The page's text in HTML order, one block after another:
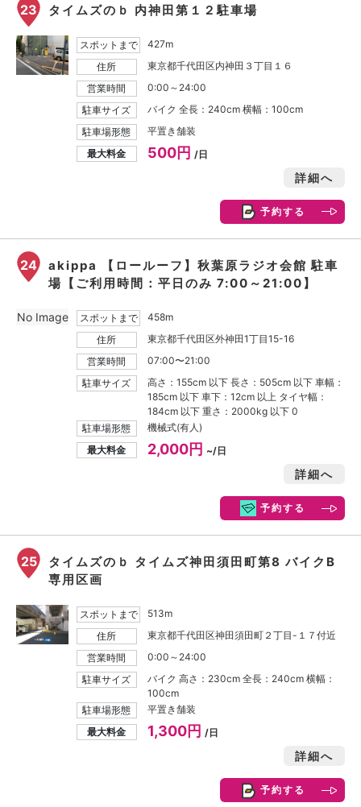
23 タイムズのｂ 内神田第１２駐車場
スポットまで
427m
住所
東京都千代田区内神田３丁目１６
営業時間
0:00～24:00
駐車サイズ
バイク 全長：240cm 横幅：100cm
駐車場形態
平置き舗装
最大料金
500円 /日
詳細へ
予約する
24
akippa 【ロールーフ】秋葉原ラジオ会館 駐車
場【ご利用時間：平日のみ 7:00～21:00】
スポットまで
458m
住所
東京都千代田区外神田1丁目15-16
営業時間
07:00〜21:00
駐車サイズ
高さ：155cm 以下 長さ：505cm 以下 車幅：
185cm 以下 車下：12cm 以上 タイヤ幅：
184cm 以下 重さ：2000kg 以下 0
駐車場形態
機械式(有人)
最大料金
2,000円 ~/日
詳細へ
予約する
No Image
25
タイムズのｂ タイムズ神田須田町第8 バイクB
専用区画
スポットまで
513m
住所
東京都千代田区神田須田町２丁目-１７付近
営業時間
0:00～24:00
駐車サイズ
バイク 高さ：230cm 全長：240cm 横幅：
100cm
駐車場形態
平置き舗装
最大料金
1,300円/日
詳細へ
予約する